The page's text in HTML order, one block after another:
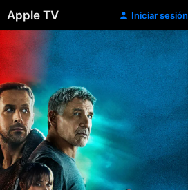
Apple TV Iniciar sesión